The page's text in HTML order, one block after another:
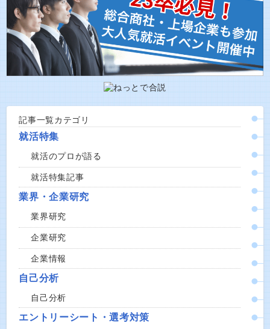
記事一覧カテゴリ
就活特集
就活のプロが語る
就活特集記事
業界・企業研究
業界研究
企業研究
企業情報
自己分析
自己分析
エントリーシート・選考対策